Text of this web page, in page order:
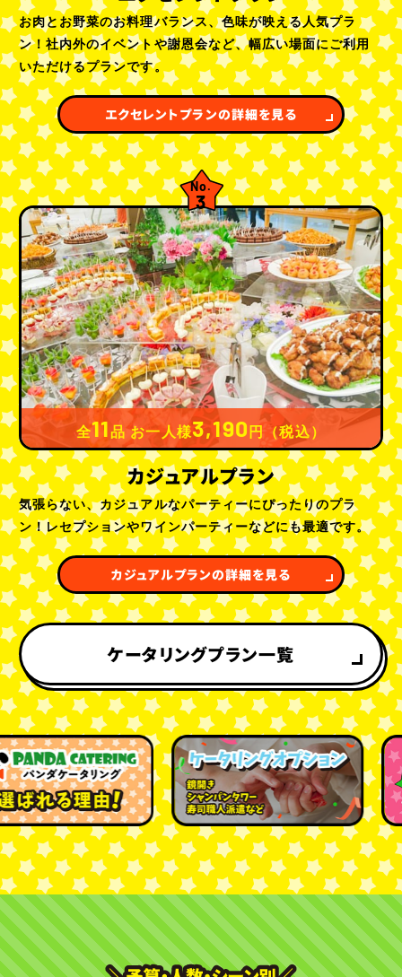
お肉とお野菜のお料理バランス、色味が映える人気プラ
ン！社内外のイベントや謝恩会など、幅広い場面にご利用
いただけるプランです。
エクセレントプランの詳細を見る
No.
3
全11品 お一人様3,190円（税込）
カジュアルプラン
気張らない、カジュアルなパーティーにぴったりのプラ
ン！レセプションやワインパーティーなどにも最適です。
カジュアルプランの詳細を見る
ケータリングプラン一覧